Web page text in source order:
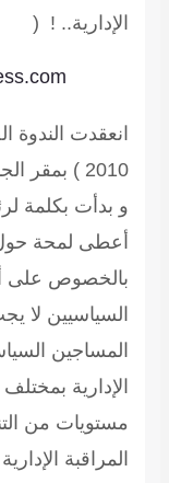
الإدارية.. ! (
2010 )
و بدأت بكلمة
أعطى لمحة حول
بالخصوص على
السياسيين لا
المساجين
الإدارية
مستويات من
المراقبة